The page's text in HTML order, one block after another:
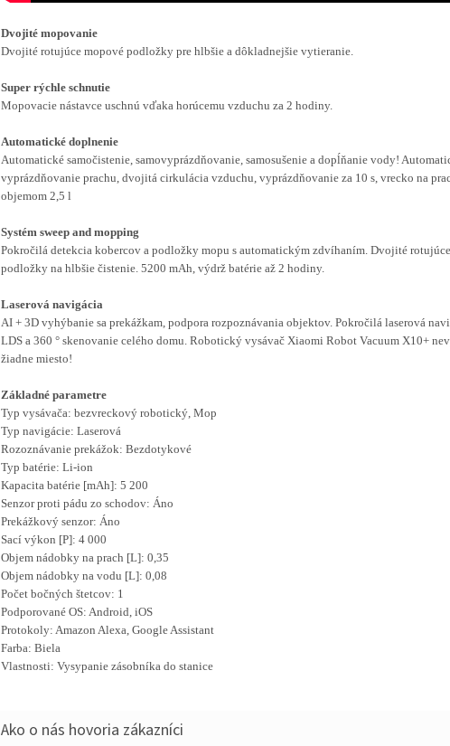
Dvojité mopovanie
Dvojité rotujúce mopové podložky pre hlbšie a dôkladnejšie vytieranie.
Super rýchle schnutie
Mopovacie nástavce uschnú vďaka horúcemu vzduchu za 2 hodiny.
Automatické doplnenie
Automatické samočistenie, samovyprázdňovanie, samosušenie a dopĺňanie vody!
vyprázdňovanie prachu, dvojitá cirkulácia vzduchu, vyprázdňovanie za 10 s, vrecko na
objemom 2,5 l
Systém sweep and mopping
Pokročilá detekcia kobercov a podložky mopu s automatickým zdvíhaním. Dvojité
podložky na hlbšie čistenie. 5200 mAh, výdrž batérie až 2 hodiny.
Laserová navigácia
AI + 3D vyhýbanie sa prekážkam, podpora rozpoznávania objektov. Pokročilá laserová
LDS a 360 ° skenovanie celého domu. Robotický vysávač Xiaomi Robot Vacuum X10+
žiadne miesto!
Základné parametre
Typ vysávača: bezvreckový robotický, Mop
Typ navigácie: Laserová
Rozoznávanie prekážok: Bezdotykové
Typ batérie: Li-ion
Kapacita batérie [mAh]: 5 200
Senzor proti pádu zo schodov: Áno
Prekážkový senzor: Áno
Sací výkon [P]: 4 000
Objem nádobky na prach [L]: 0,35
Objem nádobky na vodu [L]: 0,08
Počet bočných štetcov: 1
Podporované OS: Android, iOS
Protokoly: Amazon Alexa, Google Assistant
Farba: Biela
Vlastnosti: Vysypanie zásobníka do stanice